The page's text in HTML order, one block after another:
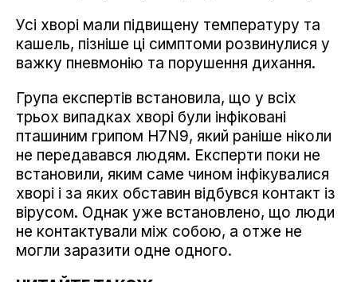
Усі хворі мали підвищену температуру та
кашель, пізніше ці симптоми розвинулися у
важку пневмонію та порушення дихання.
Група експертів встановила, що у всіх
трьох випадках хворі були інфіковані
пташиним грипом H7N9, який раніше ніколи
не передавався людям. Експерти поки не
встановили, яким саме чином інфікувалися
хворі і за яких обставин відбувся контакт із
вірусом. Однак уже встановлено, що люди
не контактували між собою, а отже не
могли заразити одне одного.